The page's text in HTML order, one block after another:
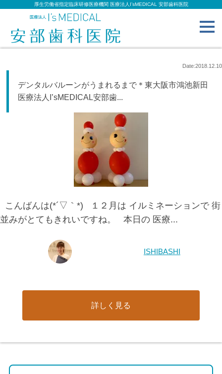
厚生労働省指定臨床研修医療機関 医療法人I’sMEDICAL 安部歯科医院
Date:2018.12.10
デンタルバルーンがうまれるまで＊東大阪市鴻池新田
医療法人I’sMEDICAL安部歯...
こんばんは(*´▽｀*) １２月は イルミネーションで 街
並みがとてもきれいですね。 本日の 医療...
ISHIBASHI
詳しく見る